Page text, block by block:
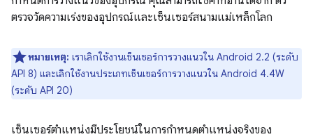
ตรวจวัดความเร่งของอุปกรณ์และเซ็นเซอร์สนามแม่เหล็กโลก
หมายเหตุ: เราเลิกใช้งานเซ็นเซอร์การวางแนวใน Android 2.2 (ระดับ
API 8) และเลิกใช้งานประเภทเซ็นเซอร์การวางแนวใน Android 4.4W
(ระดับ API 20)
เซ็นเซอร์ตำแหน่งมีประโยชน์ในการกำหนดตำแหน่งจริงของ